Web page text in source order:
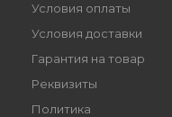
Условия оплаты
Условия доставки
Гарантия на товар
Реквизиты
Политика